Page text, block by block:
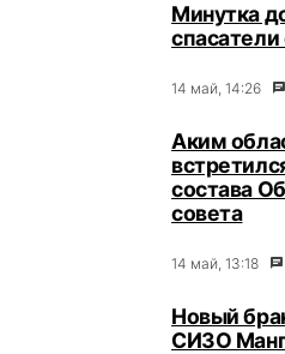
Минутка
спасатели
14 май, 14:26
Аким
состава
совета
14 май, 13:18
Новый
СИЗО